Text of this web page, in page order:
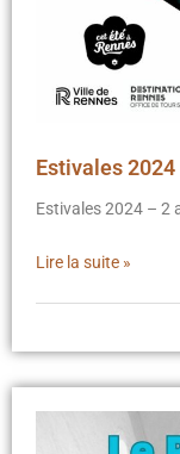
Estivales
Estivales 2024 – 2
Lire la suite »